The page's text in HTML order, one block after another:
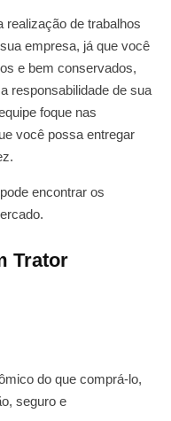
realização de trabalhos
empresa, já que você
e bem conservados,
responsabilidade de sua
foque nas
você possa entregar
encontrar os
Trator
do que comprá-lo,
seguro e